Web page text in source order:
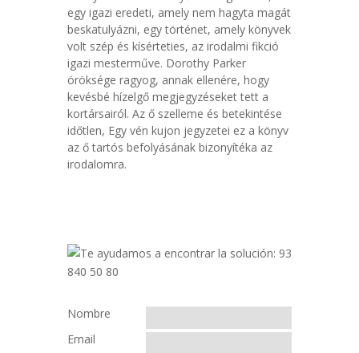
egy igazi eredeti, amely nem hagyta magát
beskatulyázni, egy történet, amely könyvek
volt szép és kísérteties, az irodalmi fikció
igazi mesterműve. Dorothy Parker
öröksége ragyog, annak ellenére, hogy
kevésbé hízelgő megjegyzéseket tett a
kortársairól. Az ő szelleme és betekintése
időtlen, Egy vén kujon jegyzetei ez a könyv
az ő tartós befolyásának bizonyítéka az
irodalomra.
Nombre
Email